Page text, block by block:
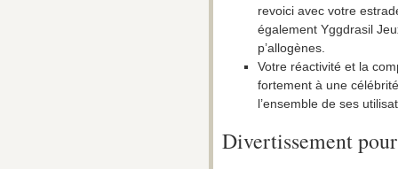
revoici avec votre
également Yggdrasil
p’allogènes.
Votre réactivité et la
fortement à une
l’ensemble de ses
Divertissement